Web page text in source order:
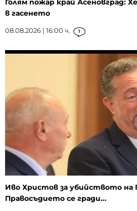
Голям пожар край Асеновград:
в гасенето
08.08.2026 | 16:00 ч. 1
Иво Христов за убийството на
Правосъдието се гради...